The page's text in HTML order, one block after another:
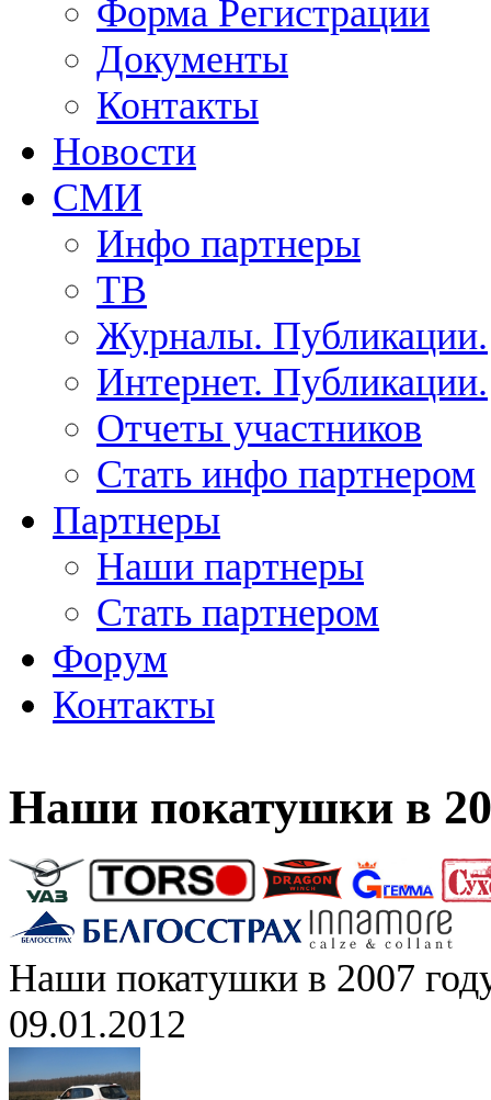
Форма Регистрации
Документы
Контакты
Новости
СМИ
Инфо партнеры
ТВ
Журналы. Публикации.
Интернет. Публикации.
Отчеты участников
Стать инфо партнером
Партнеры
Наши партнеры
Стать партнером
Форум
Контакты
Наши покатушки в
Наши покатушки в 2007
09.01.2012